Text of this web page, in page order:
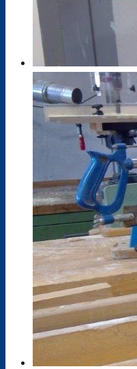
Bildungsangebot
Anmeldebögen
Berufliches
Fachoberschule